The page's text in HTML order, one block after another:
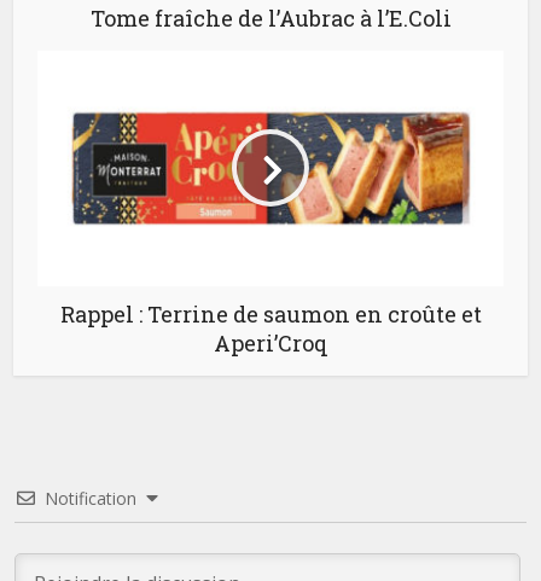
Tome fraîche de l’Aubrac à l’E.Coli
Rappel : Terrine de saumon en croûte et
Aperi’Croq
Notification